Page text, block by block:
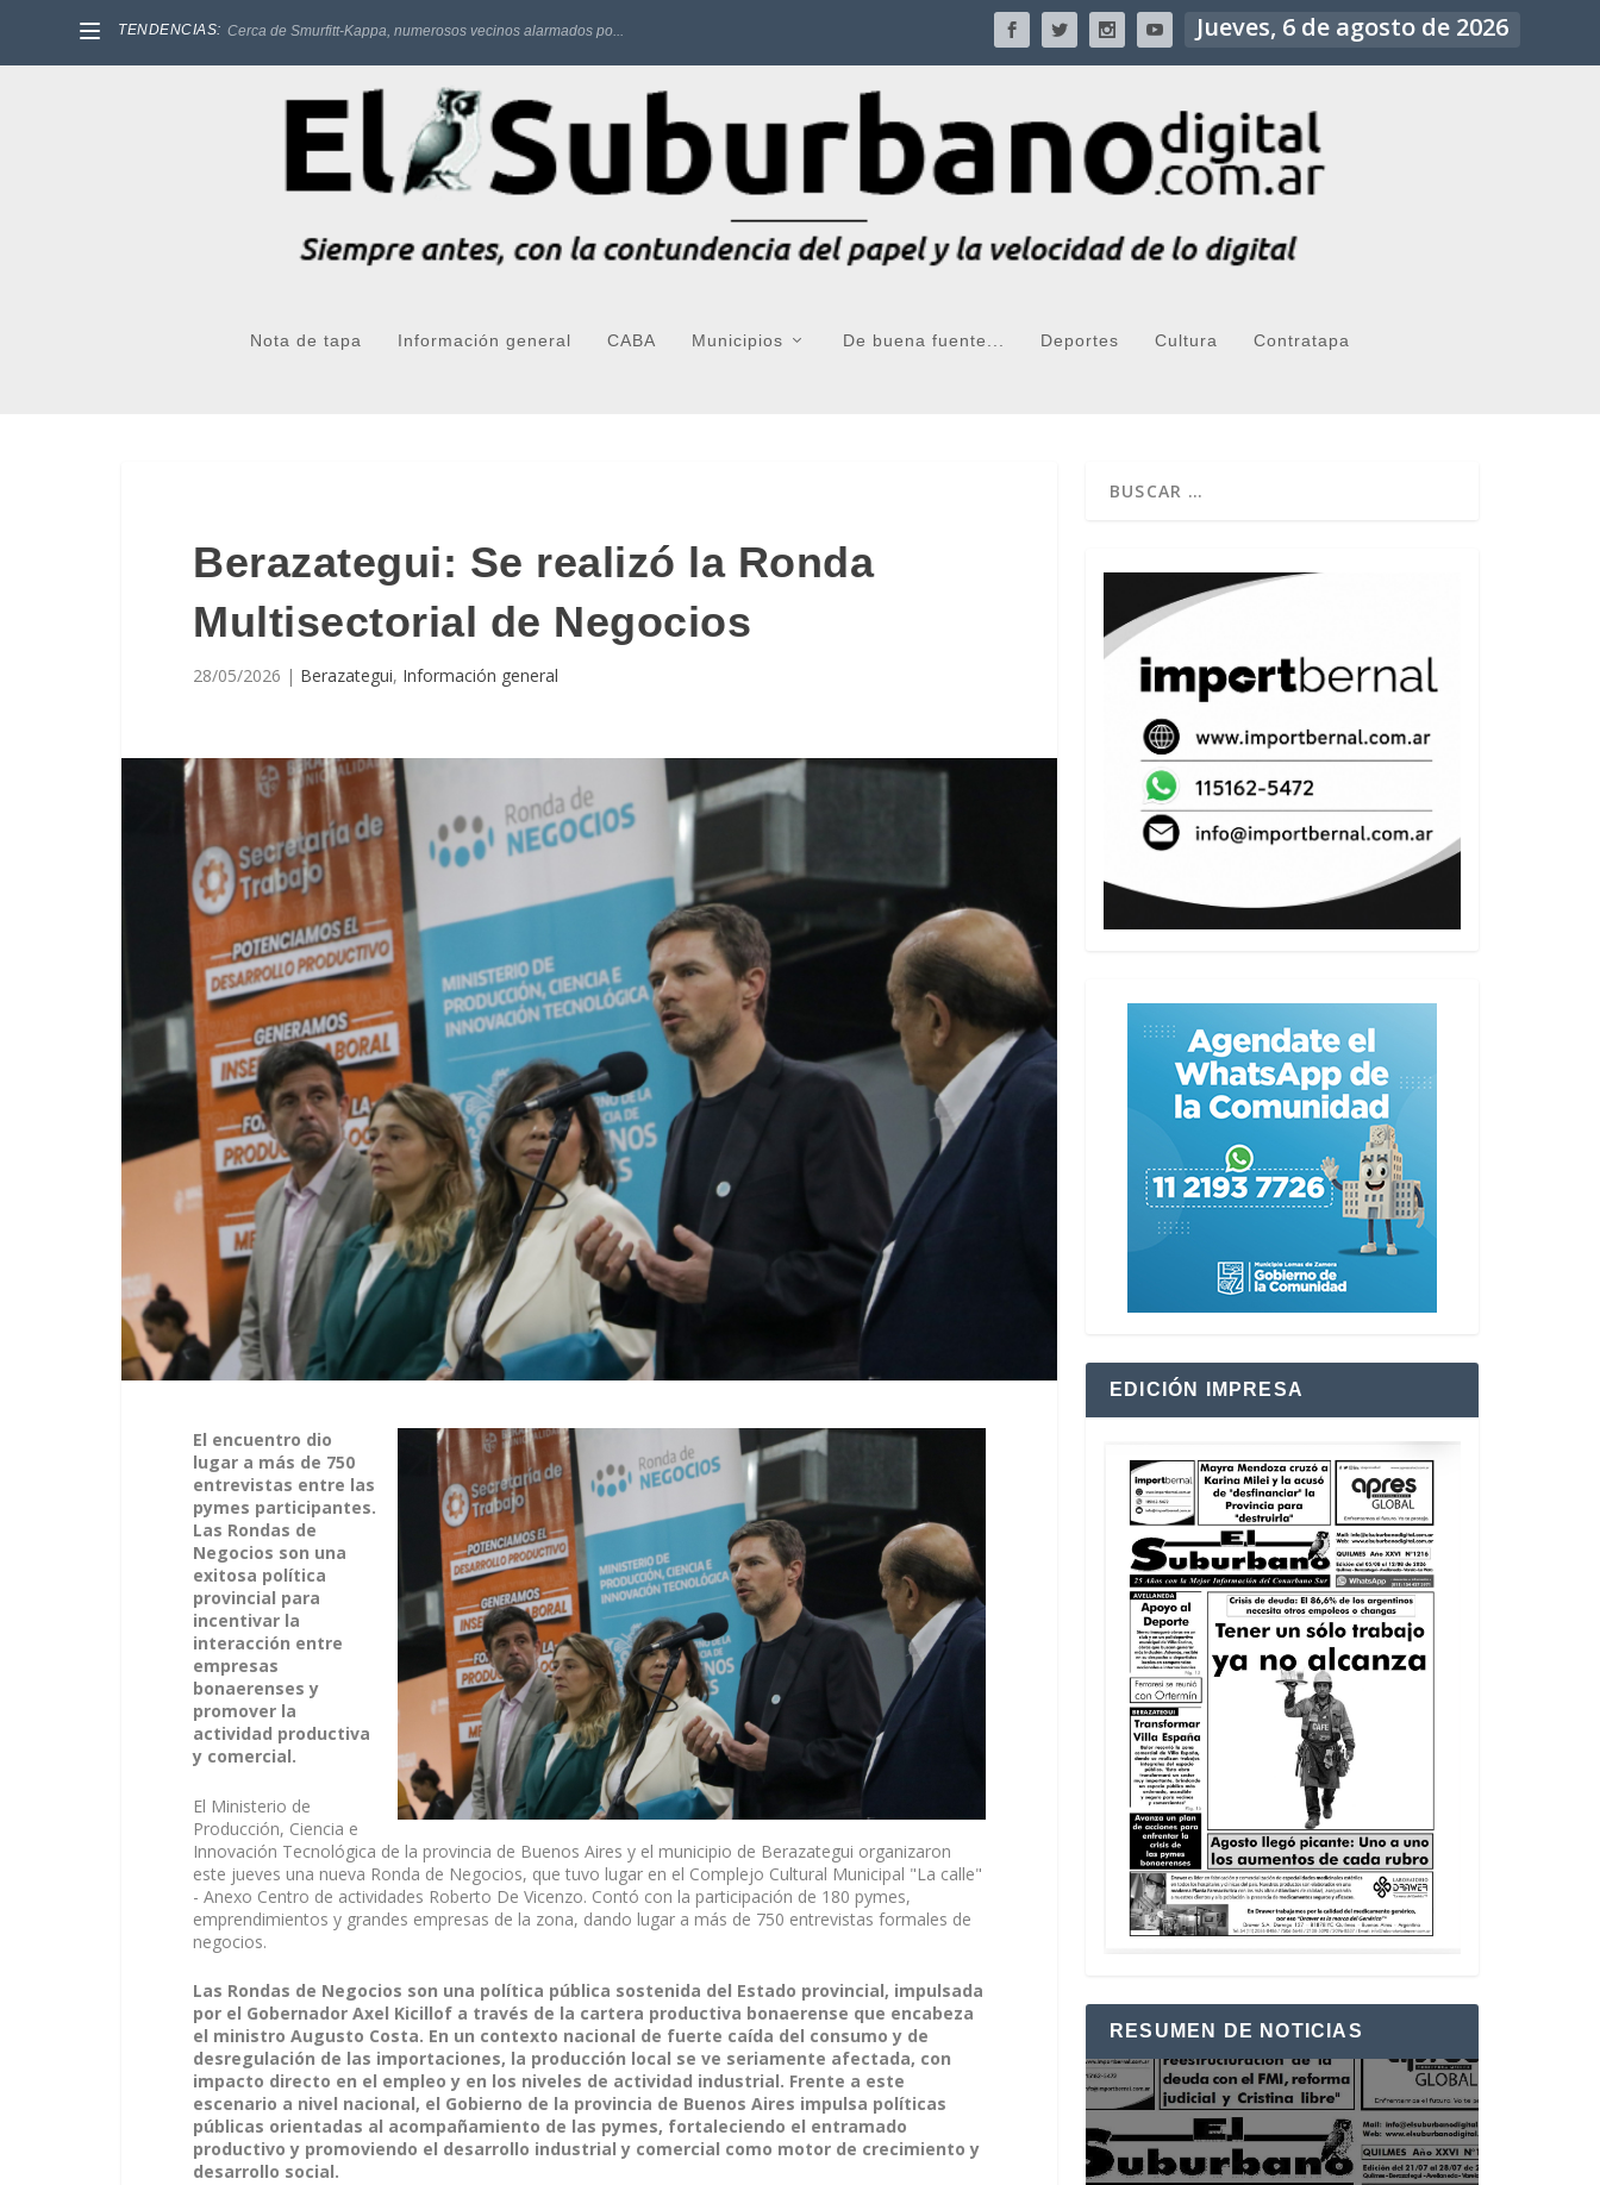
TENDENCIAS: Cerca de Smurfitt-Kappa, numerosos vecinos alarmados po... Jueves, 6 de agosto de 2026
Nota de tapa Información general CABA Municipios De buena fuente... Deportes Cultura Contratapa
Berazategui: Se realizó la Ronda
Multisectorial de Negocios
28/05/2026 | Berazategui, Información general
El encuentro dio
lugar a más de 750
entrevistas entre las
pymes participantes.
Las Rondas de
Negocios son una
exitosa política
provincial para
incentivar la
interacción entre
empresas
bonaerenses y
promover la
actividad productiva
y comercial.
El Ministerio de
Producción, Ciencia e
Innovación Tecnológica de la provincia de Buenos Aires y el municipio de Berazategui organizaron
este jueves una nueva Ronda de Negocios, que tuvo lugar en el Complejo Cultural Municipal "La calle"
- Anexo Centro de actividades Roberto De Vicenzo. Contó con la participación de 180 pymes,
emprendimientos y grandes empresas de la zona, dando lugar a más de 750 entrevistas formales de
negocios.
Las Rondas de Negocios son una política pública sostenida del Estado provincial, impulsada
por el Gobernador Axel Kicillof a través de la cartera productiva bonaerense que encabeza
el ministro Augusto Costa. En un contexto nacional de fuerte caída del consumo y de
desregulación de las importaciones, la producción local se ve seriamente afectada, con
impacto directo en el empleo y en los niveles de actividad industrial. Frente a este
escenario a nivel nacional, el Gobierno de la provincia de Buenos Aires impulsa políticas
públicas orientadas al acompañamiento de las pymes, fortaleciendo el entramado
productivo y promoviendo el desarrollo industrial y comercial como motor de crecimiento y
desarrollo social.
EDICIÓN IMPRESA
RESUMEN DE NOTICIAS
Reproductor
de
vídeo